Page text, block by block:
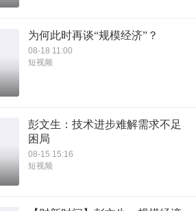
为何此时再谈“规模经济”？
08-18 11:00
短视频
彭文生：技术进步难解需求不足
困局
08-15 15:16
短视频